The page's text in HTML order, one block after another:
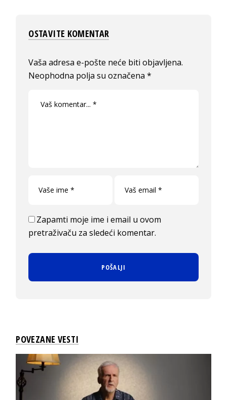
OSTAVITE KOMENTAR
Vaša adresa e-pošte neće biti objavljena.
Neophodna polja su označena*
Zapamti moje ime i email u ovom
pretraživaču za sledeći komentar.
POVEZANE VESTI